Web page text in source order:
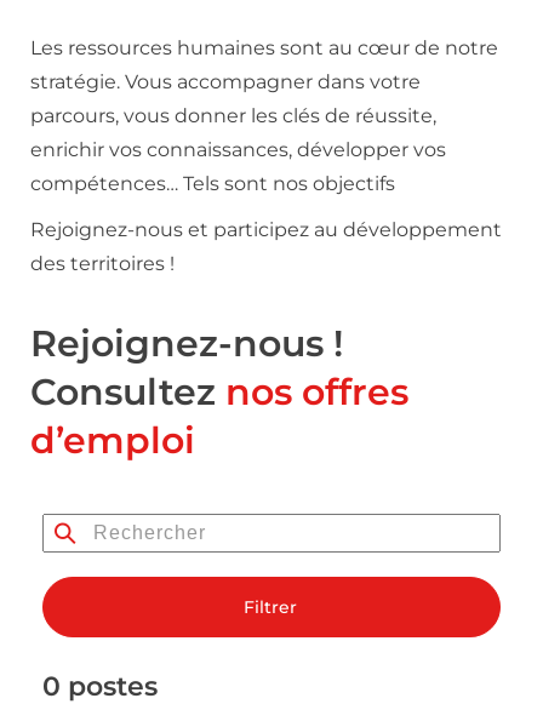
Les ressources humaines sont au cœur de notre
stratégie. Vous accompagner dans votre
parcours, vous donner les clés de réussite,
enrichir vos connaissances, développer vos
compétences… Tels sont nos objectifs
Rejoignez-nous et participez au développement
des territoires !
Rejoignez-nous !
Consultez nos offres
d’emploi
Filtrer
0 postes